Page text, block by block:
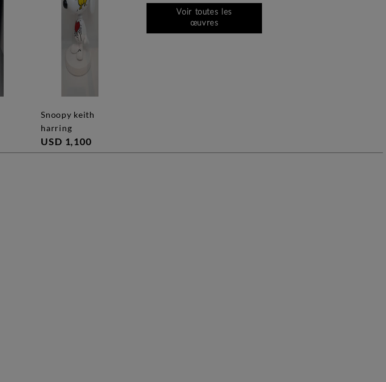
snoopy keith
harring
USD 1,100
Voir toutes les
œuvres